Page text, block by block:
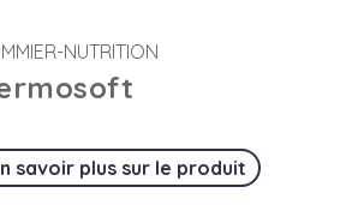
NUTRITION
savoir plus sur le produit